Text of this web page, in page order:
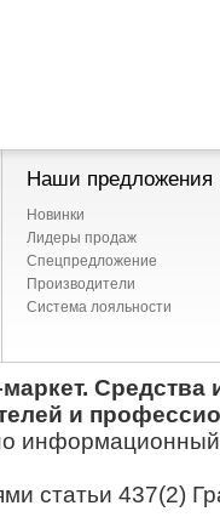
Наши предложения
Новинки
Лидеры продаж
Спецпредложение
Производители
Система лояльности
Средства
и
информационный
статьи 437(2)